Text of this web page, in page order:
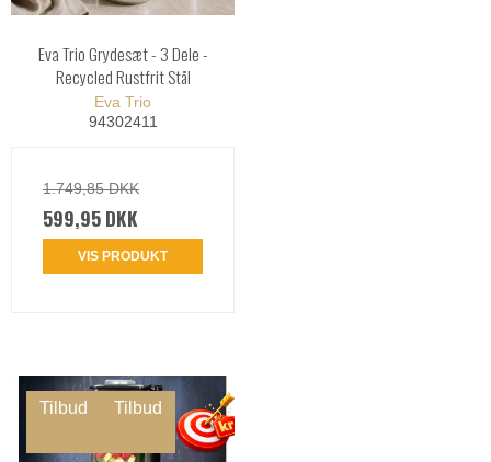
Eva Trio Grydesæt - 3 Dele -
Recycled Rustfrit Stål
Eva Trio
94302411
1.749,85 DKK
599,95 DKK
VIS PRODUKT
Tilbud Tilbud